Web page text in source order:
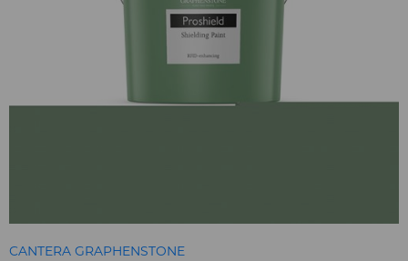
CANTERA GRAPHENSTONE